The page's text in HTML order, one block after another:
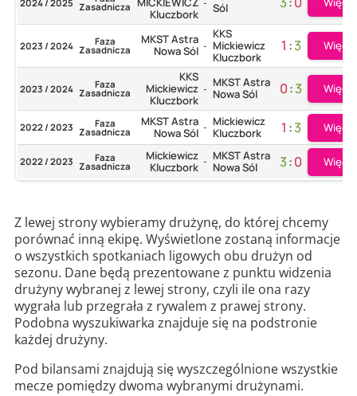
2024 / 2025 Zasadnicza
Kluczbork
- Sól
2023 / 2024 Faza
Zasadnicza
MKST Astra
Nowa Sól -
KKS
Mickiewicz
Kluczbork
1 :3 Więcej
2023 / 2024 Faza
Zasadnicza
KKS
Mickiewicz
Kluczbork
- MKST Astra
Nowa Sól
0:3 Więcej
2022 / 2023 Faza
Zasadnicza
MKST Astra
Nowa Sól - Mickiewicz
Kluczbork
1 :3 Więcej
2022 / 2023 Faza
Zasadnicza
Mickiewicz
Kluczbork - MKST Astra
Nowa Sól
3:0 Więcej
Z lewej strony wybieramy drużynę, do której chcemy
porównać inną ekipę. Wyświetlone zostaną informacje
o wszystkich spotkaniach ligowych obu drużyn od
sezonu. Dane będą prezentowane z punktu widzenia
drużyny wybranej z lewej strony, czyli ile ona razy
wygrała lub przegrała z rywalem z prawej strony.
Podobna wyszukiwarka znajduje się na podstronie
każdej drużyny.
Pod bilansami znajdują się wyszczególnione wszystkie
mecze pomiędzy dwoma wybranymi drużynami.